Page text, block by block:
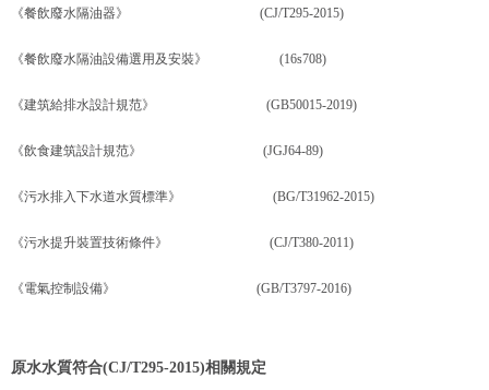
《餐飲廢水隔油器》 (CJ/T295-2015)
《餐飲廢水隔油設備選用及安裝》 (16s708)
《建筑給排水設計規范》 (GB50015-2019)
《飲食建筑設計規范》 (JGJ64-89)
《污水排入下水道水質標準》 (BG/T31962-2015)
《污水提升裝置技術條件》 (CJ/T380-2011)
《電氣控制設備》 (GB/T3797-2016)
原水水質符合(CJ/T295-2015)相關規定